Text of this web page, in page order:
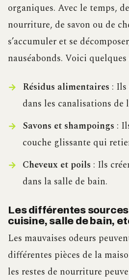
organiques. Avec le temps,
nourriture, de savon ou de
s’accumuler et se
nauséabonds. Voici
Résidus alimentaires : Ils
dans les canalisations de
Savons et shampoings :
couche glissante qui
Cheveux et poils : Ils
dans la salle de bain.
Les différentes sources
cuisine, salle de bain,
Les mauvaises odeurs
différentes pièces de la
les restes de nourriture